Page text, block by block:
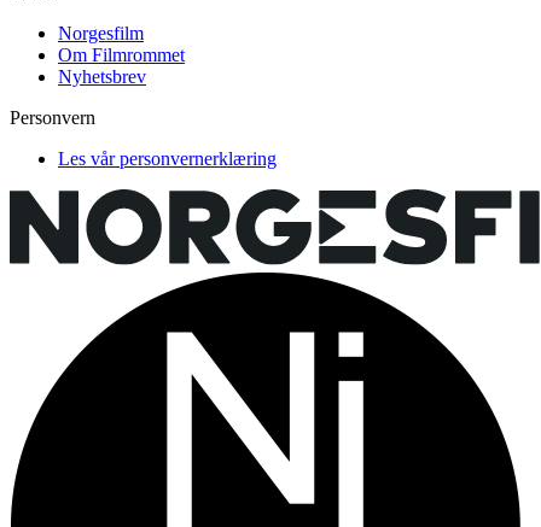
Norgesfilm
Om Filmrommet
Nyhetsbrev
Personvern
Les vår personvernerklæring